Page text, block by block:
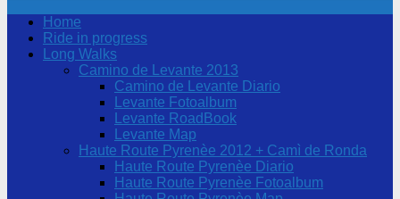
Home
Ride in progress
Long Walks
Camino de Levante 2013
Camino de Levante Diario
Levante Fotoalbum
Levante RoadBook
Levante Map
Haute Route Pyrenèe 2012 + Camì de Ronda
Haute Route Pyrenèe Diario
Haute Route Pyrenèe Fotoalbum